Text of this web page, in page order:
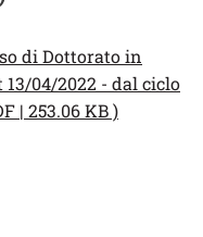
di Dottorato in
04/2022 - dal ciclo
| 253.06 KB )Apri il